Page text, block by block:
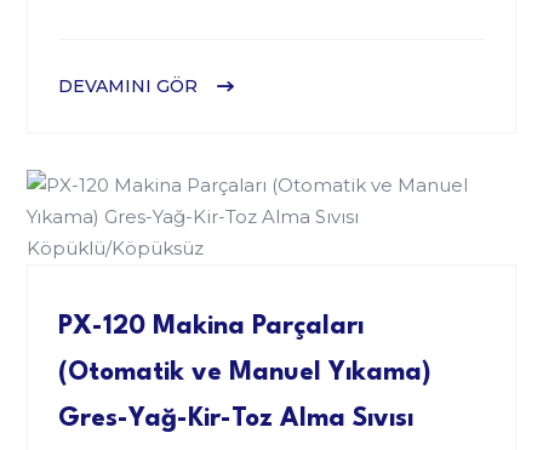
DEVAMINI GÖR
PX-120 Makina Parçaları
(Otomatik ve Manuel Yıkama)
Gres-Yağ-Kir-Toz Alma Sıvısı